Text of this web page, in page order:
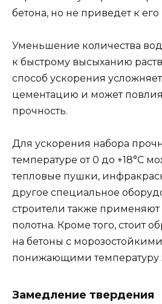
бетона, но не приведет к
Уменьшение количества
к быстрому высыханию
способ ускорения
цементацию и может
прочность.
Для ускорения набора
температуре от 0 до +18°C
тепловые пушки,
другое специальное
строители также
полотна. Кроме того, стоит
на бетоны с
понижающими температуру
Замедление твердения